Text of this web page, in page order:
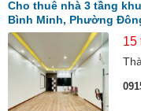
Cho thuê nhà 3 tầng
Bình Minh, Phường
15